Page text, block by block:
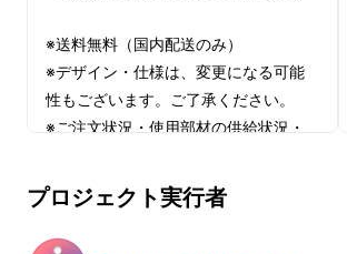
しっかり撮影できるため、
運転や「あおり運転」の証
ピッタリ！！
※望遠レンズモデル
※送料無料（国内配送のみ）
※デザイン・仕様は、変更になる可能
性もございます。ご了承ください。
※ご注文状況・使用部材の供給状況・
が遅れる場合があります。
※皆様の応援購入により量産効率が向
上した場合、正規販売価格が販売予定
プロジェクト実行者